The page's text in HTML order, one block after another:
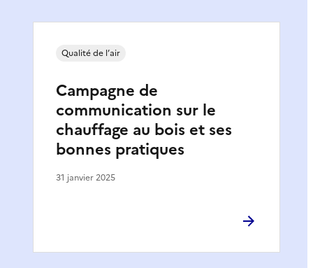
Campagne de
communication sur le
chauffage au bois et ses
bonnes pratiques
Qualité de l’air
31 janvier 2025